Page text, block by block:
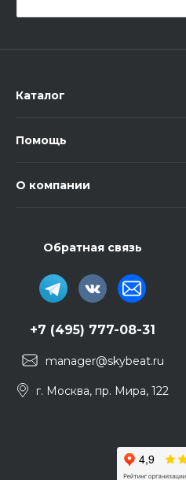
Каталог
Помощь
О компании
Обратная связь
+7 (495) 777-08-31
manager@skybeat.ru
г. Москва, пр. Мира, 122